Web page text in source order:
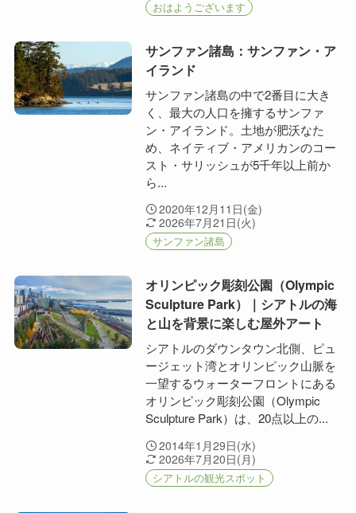
おはようございます
サンファン諸島：サンファン・ア
イランド
サンファン諸島の中で2番目に大き
く、最大の人口を擁するサンファ
ン・アイランド。土地が肥沃なた
め、ネイティブ・アメリカンのコー
スト・サリッシュが5千年以上前か
ら...
2020年12月11日(金)
2026年7月21日(火)
サンファン諸島
オリンピック彫刻公園（Olympic
Sculpture Park）｜シアトルの海
と山を背景に楽しむ屋外アート
シアトルのダウンタウン北側、ピュ
ージェット湾とオリンピック山脈を
一望するウォーターフロントにある
オリンピック彫刻公園（Olympic
Sculpture Park）は、20点以上の...
2014年1月29日(水)
2026年7月20日(月)
シアトルの観光スポット